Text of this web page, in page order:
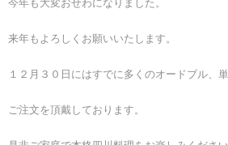
今年も大変おせわになりました。
来年もよろしくお願いいたします。
１２月３０日にはすでに多くのオードブル、
ご注文を頂戴しております。